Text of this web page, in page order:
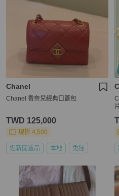
Chanel
Chanel 香奈兒經典口蓋包
TWD 125,000
現折 4,500
近新閒置品 本地 免運